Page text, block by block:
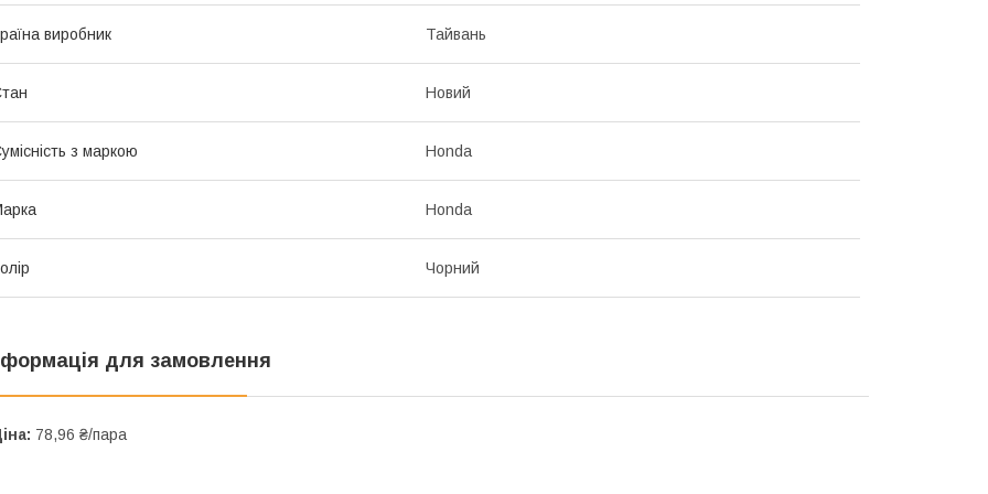
виробник Тайвань
Новий
з маркою Honda
Honda
Чорний
для замовлення
78,96 ₴/пара